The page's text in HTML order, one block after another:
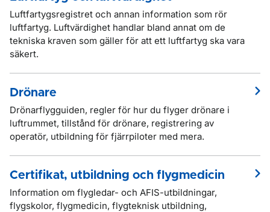
Luftfartygsregistret och annan information som rör
luftfartyg. Luftvärdighet handlar bland annat om de
tekniska kraven som gäller för att ett luftfartyg ska vara
säkert.
Drönare
Drönarflygguiden, regler för hur du flyger drönare i
luftrummet, tillstånd för drönare, registrering av
operatör, utbildning för fjärrpiloter med mera.
Certifikat, utbildning och flygmedicin
Information om flygledar- och AFIS-utbildningar,
flygskolor, flygmedicin, flygteknisk utbildning,